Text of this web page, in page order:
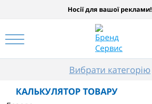
Носії для вашої реклами!
Вибрати категорію
КАЛЬКУЛЯТОР ТОВАРУ